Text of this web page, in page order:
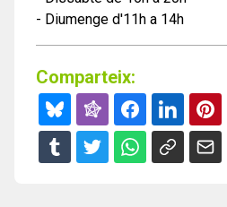
- Diumenge d'11h a 14h
Comparteix: